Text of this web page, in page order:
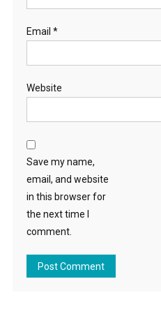
Email *
Website
Save my name,
email, and website
in this browser for
the next time I
comment.